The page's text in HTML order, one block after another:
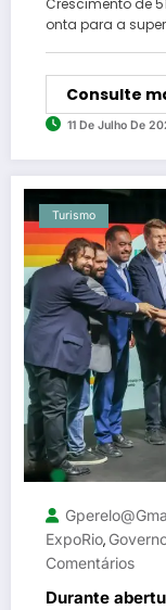
Crescimento de
onta para a
Consulte
11 De Julho De
Turismo
ExpoRio,
Comentários
Durante